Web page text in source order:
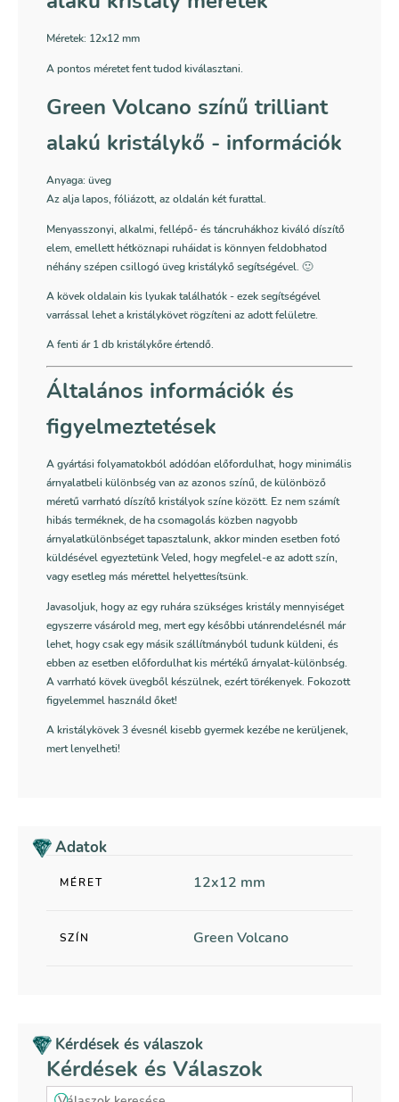
Méretek: 12x12 mm
A pontos méretet fent tudod kiválasztani.
Green Volcano színű trilliant
alakú kristálykő - információk
Anyaga: üveg
Az alja lapos, fóliázott, az oldalán két furattal.
Menyasszonyi, alkalmi, fellépő- és táncruhákhoz kiváló díszítő
elem, emellett hétköznapi ruháidat is könnyen feldobhatod
néhány szépen csillogó üveg kristálykő segítségével. 🙂
A kövek oldalain kis lyukak találhatók - ezek segítségével
varrással lehet a kristálykövet rögzíteni az adott felületre.
A fenti ár 1 db kristálykőre értendő.
Általános információk és
figyelmeztetések
A gyártási folyamatokból adódóan előfordulhat, hogy minimális
árnyalatbeli különbség van az azonos színű, de különböző
méretű varrható díszítő kristályok színe között. Ez nem számít
hibás terméknek, de ha csomagolás közben nagyobb
árnyalatkülönbséget tapasztalunk, akkor minden esetben fotó
küldésével egyeztetünk Veled, hogy megfelel-e az adott szín,
vagy esetleg más mérettel helyettesítsünk.
Javasoljuk, hogy az egy ruhára szükséges kristály mennyiséget
egyszerre vásárold meg, mert egy későbbi utánrendelésnél már
lehet, hogy csak egy másik szállítmányból tudunk küldeni, és
ebben az esetben előfordulhat kis mértékű árnyalat-különbség.
A varrható kövek üvegből készülnek, ezért törékenyek. Fokozott
figyelemmel használd őket!
A kristálykövek 3 évesnél kisebb gyermek kezébe ne kerüljenek,
mert lenyelheti!
Adatok
MÉRET 12x12 mm
SZÍN Green Volcano
Kérdések és válaszok
Kérdések és Válaszok